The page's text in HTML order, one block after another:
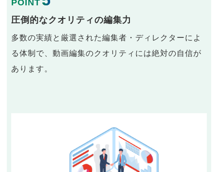
POINT
圧倒的なクオリティの編集力
多数の実績と厳選された編集者・ディレクターによ
る体制で、動画編集のクオリティには絶対の自信が
あります。